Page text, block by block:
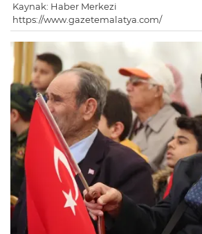
Kaynak: Haber Merkezi
https://www.gazetemalatya.com/